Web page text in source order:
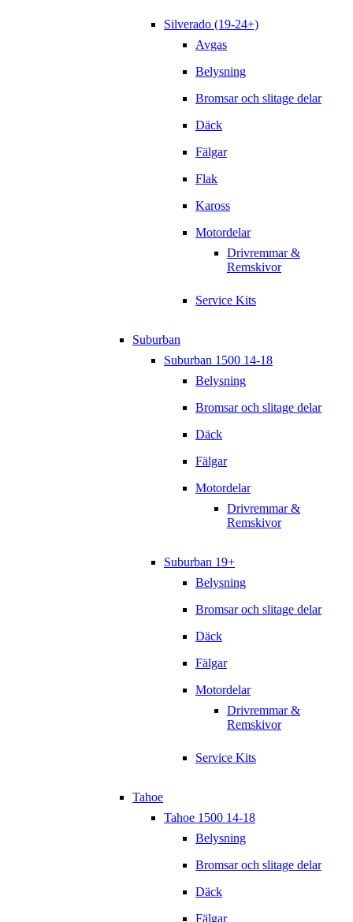
Silverado (19-24+)
Avgas
Belysning
Bromsar och slitage delar
Däck
Fälgar
Flak
Kaross
Motordelar
Drivremmar &
Remskivor
Service Kits
Suburban
Suburban 1500 14-18
Belysning
Bromsar och slitage delar
Däck
Fälgar
Motordelar
Drivremmar &
Remskivor
Suburban 19+
Belysning
Bromsar och slitage delar
Däck
Fälgar
Motordelar
Drivremmar &
Remskivor
Service Kits
Tahoe
Tahoe 1500 14-18
Belysning
Bromsar och slitage delar
Däck
Fälgar